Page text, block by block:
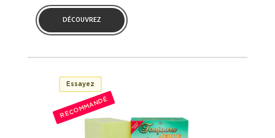
DÉCOUVREZ
Essayez
RECOMMANDÉ